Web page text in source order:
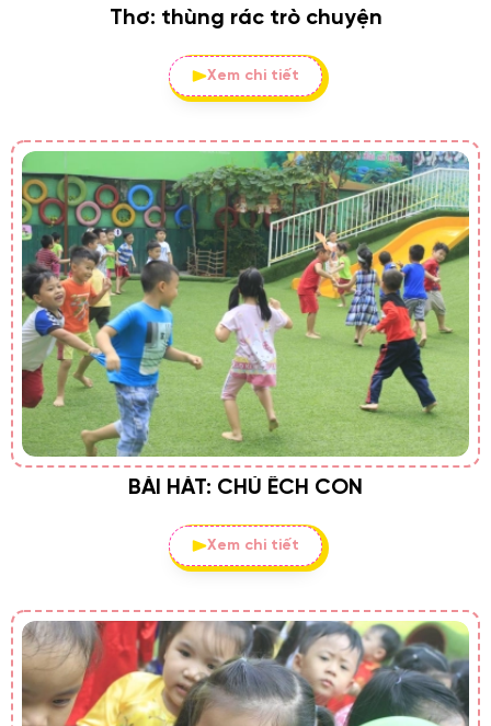
Thơ: thùng rác trò chuyện
Xem chi tiết
BÀI HÁT: CHÚ ẾCH CON
Xem chi tiết